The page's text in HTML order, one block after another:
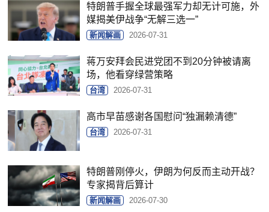
特朗普手握全球最强军力却无计可施，外
媒揭美伊战争“无解三选一”
新闻解画 2026-07-31
蒋万安拜会民进党团不到20分钟被请离
场，他看穿绿营策略
台湾 2026-07-31
高市早苗感谢各国慰问“独漏赖清德”
台湾 2026-07-31
特朗普刚停火，伊朗为何反而主动开战？
专家揭背后算计
新闻解画 2026-07-30